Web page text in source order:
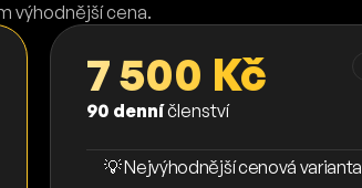
výhodnější cena.
7 500 Kč
90 denníčlenství
💡 Nejvýhodnější cenová varianta